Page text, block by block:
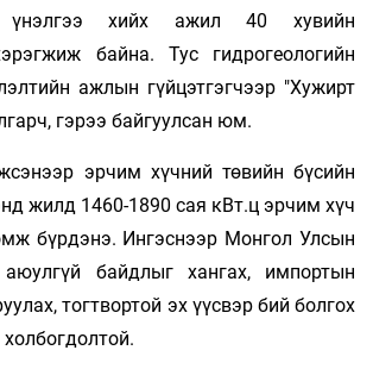
үнэлгээ хийх ажил 40 хувийн
байна. Тус гидрогеологийн
ажлын гүйцэтгэгчээр "Хужирт
гэрээ байгуулсан юм.
эрчим хүчний төвийн бүсийн
жилд 1460-1890 сая кВт.ц эрчим хүч
бүрдэнэ. Ингэснээр Монгол Улсын
байдлыг хангах, импортын
тогтвортой эх үүсвэр бий болгох